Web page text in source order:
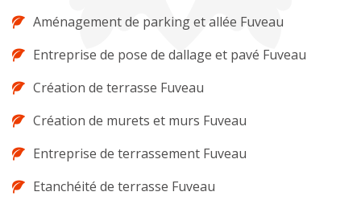
Aménagement de parking et allée Fuveau
Entreprise de pose de dallage et pavé Fuveau
Création de terrasse Fuveau
Création de murets et murs Fuveau
Entreprise de terrassement Fuveau
Etanchéité de terrasse Fuveau